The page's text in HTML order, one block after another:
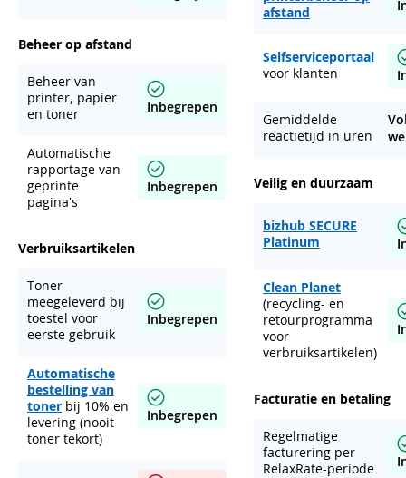
Beheer op afstand
Beheer van
printer, papier
en toner
Inbegrepen
Automatische
rapportage van
geprinte
pagina's
Inbegrepen
Verbruiksartikelen
Toner
meegeleverd bij
toestel voor
eerste gebruik
Inbegrepen
Automatische
bestelling van
toner bij 10% en
levering (nooit
toner tekort)
Inbegrepen
afstand
Selfserviceportaal
voor klanten
Gemiddelde
reactietijd in uren
Veilig en duurzaam
bizhub SECURE
Platinum
Clean Planet
(recycling- en
retourprogramma
voor
verbruiksartikelen)
Facturatie en betaling
Regelmatige
facturering per
RelaxRate-periode